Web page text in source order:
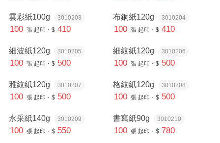
雲彩紙100g 3010203
100 張 起印・$ 410
布銅紙120g 3010204
100 張 起印・$ 410
細波紙120g 3010205
100 張 起印・$ 500
細紋紙120g 3010206
100 張 起印・$ 500
雅紋紙120g 3010207
100 張 起印・$ 500
格紋紙120g 3010208
100 張 起印・$ 500
永采紙140g 3010209
100 張 起印・$ 550
書寫紙90g 3010210
100 張 起印・$ 780